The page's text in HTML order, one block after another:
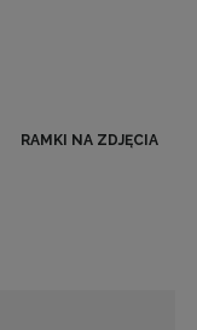
RAMKI NA ZDJĘCIA